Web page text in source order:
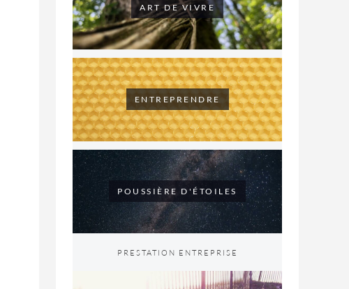
ART DE VIVRE
ENTREPRENDRE
POUSSIÈRE D'ÉTOILES
PRESTATION ENTREPRISE